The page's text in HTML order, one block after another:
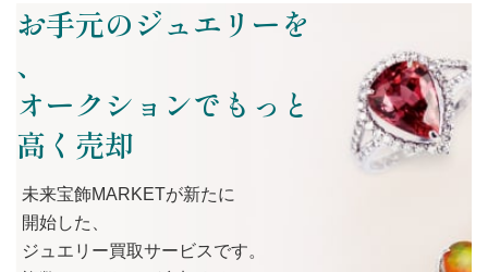
お手元のジュエリーを
、
オークションでもっと
高く売却
未来宝飾MARKETが新たに
開始した、
ジュエリー買取サービスです。